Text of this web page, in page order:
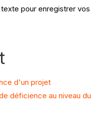
pour enregistrer vos
d'un projet
déficience au niveau du